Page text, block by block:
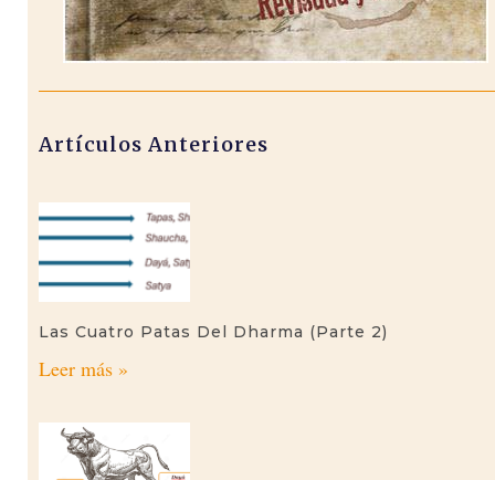
Artículos Anteriores
Las Cuatro Patas Del Dharma (parte 2)
Leer más »